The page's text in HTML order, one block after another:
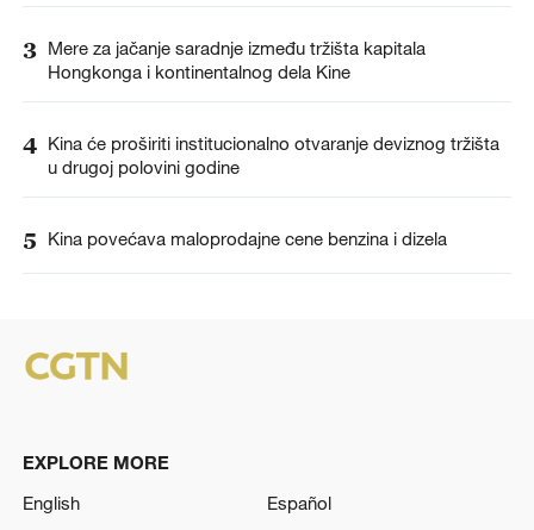
3 Mere za jačanje saradnje između tržišta kapitala
Hongkonga i kontinentalnog dela Kine
4 Kina će proširiti institucionalno otvaranje deviznog tržišta
u drugoj polovini godine
5 Kina povećava maloprodajne cene benzina i dizela
EXPLORE MORE
English
Español